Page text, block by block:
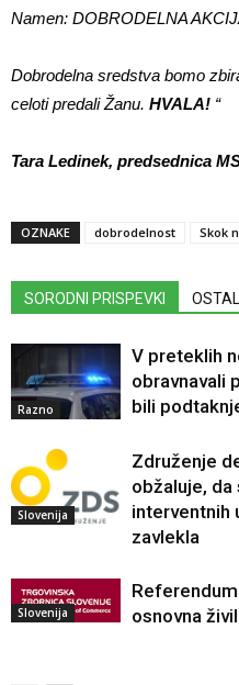
Namen: DOBRODELNA
Dobrodelna sredstva bomo
celoti predali Žanu. HVALA! “
Tara Ledinek, predsednica
OZNAKE dobrodelnost Skok
SORODNI PRISPEVKI
Razno
V preteklih
obravnavali
bili
Slovenija
Združenje
obžaluje, da
interventnih
zavlekla
Slovenija
osnovna